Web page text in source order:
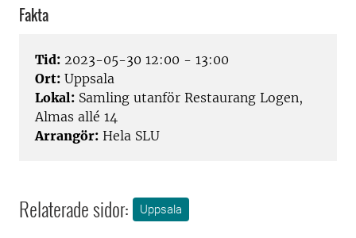
Fakta
Tid: 2023-05-30 12:00 - 13:00
Ort: Uppsala
Lokal: Samling utanför Restaurang Logen,
Almas allé 14
Arrangör: Hela SLU
Relaterade sidor: Uppsala